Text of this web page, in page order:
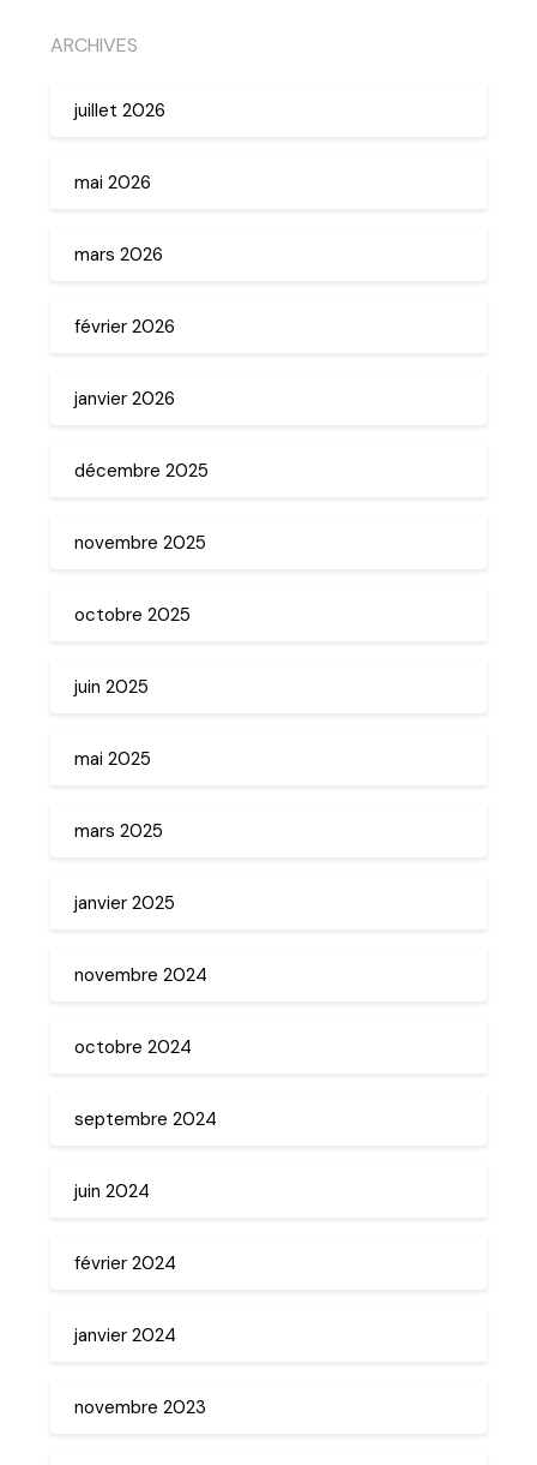
ARCHIVES
juillet 2026
mai 2026
mars 2026
février 2026
janvier 2026
décembre 2025
novembre 2025
octobre 2025
juin 2025
mai 2025
mars 2025
janvier 2025
novembre 2024
octobre 2024
septembre 2024
juin 2024
février 2024
janvier 2024
novembre 2023